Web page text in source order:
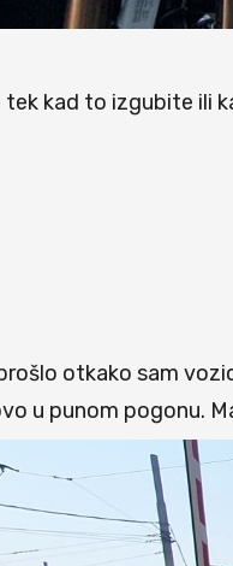
kad to izgubite ili
otkako sam
u punom pogonu.